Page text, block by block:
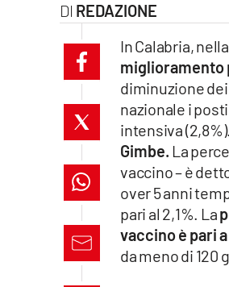
lacitymag.it
cosenzachannel.it
ilvibonese.it
catanzarochannel.it
lacapitalenews.it
REDAZIONE
In Calabria,
miglioramento
diminuzione
nazionale i
intensiva
Gimbe. La
vaccino – è
over 5 anni
pari al 2,1%. La
vaccino è pari a
da meno di 120